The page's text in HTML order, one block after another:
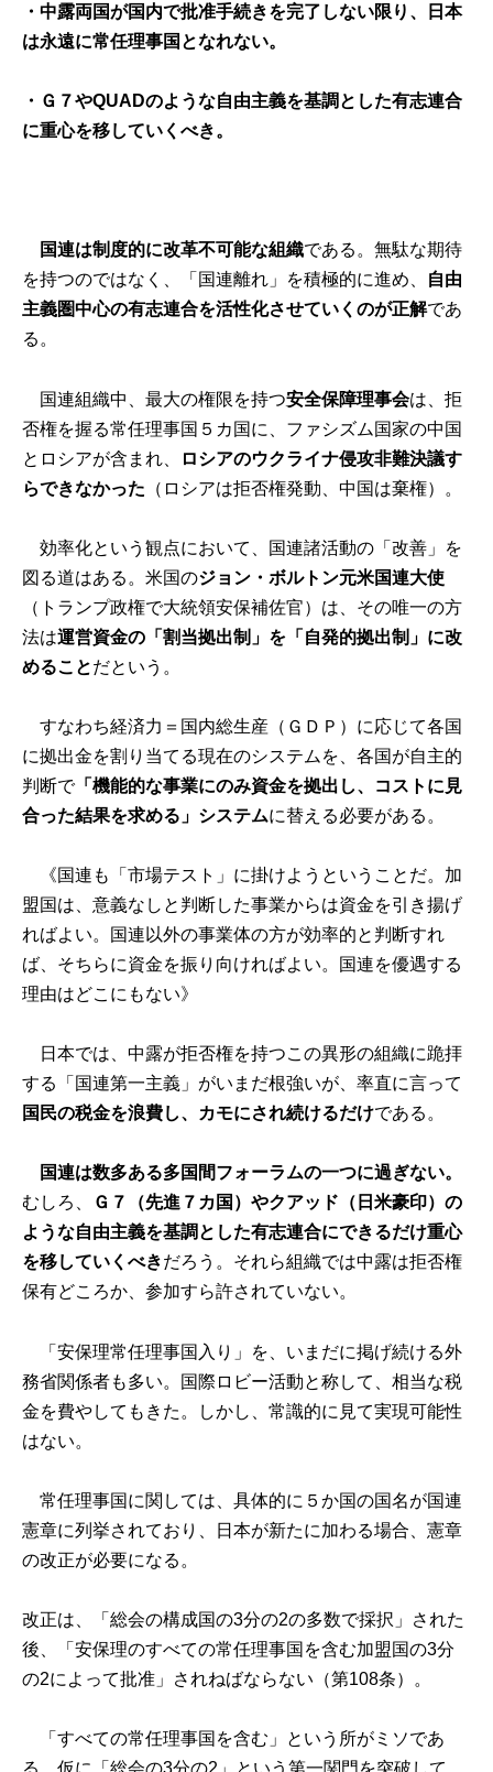
・中露両国が国内で批准手続きを完了しない限り、日本
は永遠に常任理事国となれない。
・Ｇ７やQUADのような自由主義を基調とした有志連合
に重心を移していくべき。
国連は制度的に改革不可能な組織である。無駄な期待
を持つのではなく、「国連離れ」を積極的に進め、
自由
主義圏中心の有志連合を活性化させていくのが正解であ
る。
国連組織中、最大の権限を持つ安全保障理事会は、拒
否権を握る常任理事国５カ国に、ファシズム国家の中国
とロシアが含まれ、
ロシアのウクライナ侵攻非難決議す
らできなかった （ロシアは拒否権発動、中国は棄権）。
効率化という観点において、国連諸活動の「改善」を
図る道はある。米国のジョン・ボルトン元米国連大使
（トランプ政権で大統領安保補佐官）は、その唯一の方
法は運営資金の「割当拠出制」を「自発的拠出制」に改
めることだという。
すなわち経済力＝国内総生産（ＧＤＰ）に応じて各国
に拠出金を割り当てる現在のシステムを、各国が自主的
判断で「機能的な事業にのみ資金を拠出し、コストに見
合った結果を求める」システムに替える必要がある。
《国連も「市場テスト」に掛けようということだ。加
盟国は、意義なしと判断した事業からは資金を引き揚げ
ればよい。国連以外の事業体の方が効率的と判断すれ
ば、そちらに資金を振り向ければよい。国連を優遇する
理由はどこにもない》
日本では、中露が拒否権を持つこの異形の組織に跪拝
する「国連第一主義」がいまだ根強いが、率直に言って
国民の税金を浪費し、カモにされ続けるだけである。
国連は数多ある多国間フォーラムの一つに過ぎない。
むしろ、
Ｇ７（先進７カ国）やクアッド（日米豪印）の
ような自由主義を基調とした有志連合にできるだけ重心
を移していくべきだろう。それら組織では中露は拒否権
保有どころか、参加すら許されていない。
「安保理常任理事国入り」を、いまだに掲げ続ける外
務省関係者も多い。国際ロビー活動と称して、相当な税
金を費やしてもきた。しかし、常識的に見て実現可能性
はない。
常任理事国に関しては、具体的に５か国の国名が国連
憲章に列挙されており、日本が新たに加わる場合、憲章
の改正が必要になる。
改正は、「総会の構成国の3分の2の多数で採択」された
後、「安保理のすべての常任理事国を含む加盟国の3分
の2によって批准」されねばならない（第108条）。
「すべての常任理事国を含む」という所がミソであ